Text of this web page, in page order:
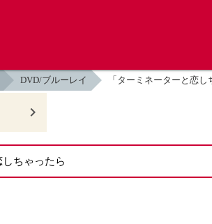
DVD/ブルーレイ 「ターミネーターと恋